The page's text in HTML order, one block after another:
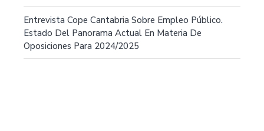
Entrevista Cope Cantabria Sobre Empleo Público.
Estado Del Panorama Actual En Materia De
Oposiciones Para 2024/2025